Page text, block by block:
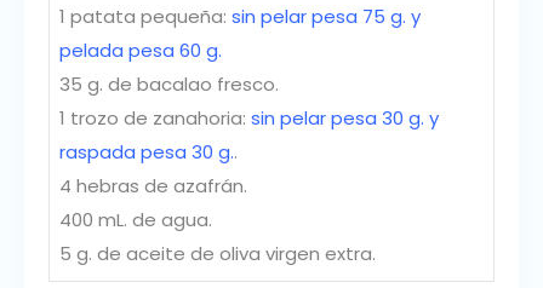
1 patata pequeña: sin pelar pesa 75 g. y
pelada pesa 60 g.
35 g. de bacalao fresco.
1 trozo de zanahoria: sin pelar pesa 30 g. y
raspada pesa 30 g..
4 hebras de azafrán.
400 mL. de agua.
5 g. de aceite de oliva virgen extra.